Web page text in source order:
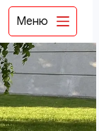
Меню